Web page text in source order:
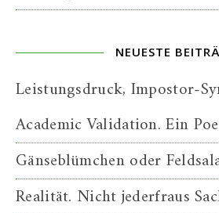
NEUESTE
Leistungsdruck, Impostor-
Academic Validation. Ein
Gänseblümchen oder
Realität. Nicht jederfraus